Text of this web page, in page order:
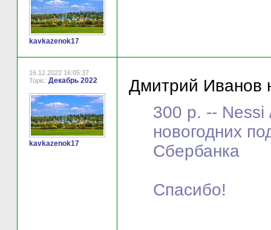
kavkazenok17
16.12.2022 16:05:37
Topic: Декабрь 2022
kavkazenok17
Дмитрий Иванов
300 р. --
новогодних
Сбербанка
Спасибо!